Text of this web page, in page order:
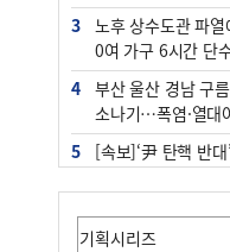
3
노후 상수도관 파
0여 가구 6시간 단
4
부산 울산 경남 구
소나기…폭염·열대
5
[속보]‘尹 탄핵 반
6
‘탄약 부족 사태’
군사기밀 유출자 색